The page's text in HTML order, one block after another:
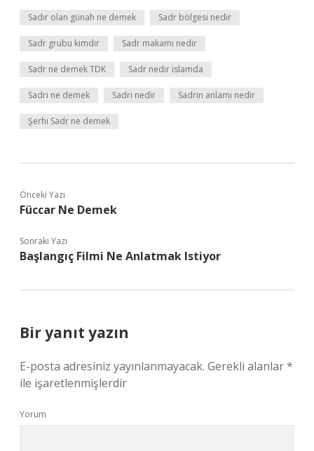
Sadır olan günah ne demek Sadr bölgesi nedir
Sadr grubu kimdir Sadr makamı nedir
Sadr ne demek TDK Sadr nedir islamda
Sadri ne demek Sadri nedir Sadrin anlamı nedir
Şerhi Sadr ne demek
Önceki Yazı
Füccar Ne Demek
Sonraki Yazı
Başlangıç Filmi Ne Anlatmak Istiyor
Bir yanıt yazın
E-posta adresiniz yayınlanmayacak. Gerekli alanlar*
ile işaretlenmişlerdir
Yorum